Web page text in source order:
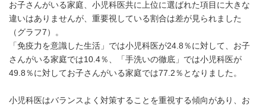
お子さんがいる家庭、小児科医共に上位に選ばれた項目に大きな
違いはありませんが、重要視している割合は差が見られました
（グラフ7）。
「免疫力を意識した生活」では小児科医が24.8％に対して、お子
さんがいる家庭では10.4％、「手洗いの徹底」では小児科医が
49.8％に対してお子さんがいる家庭では77.2％となりました。
小児科医はバランスよく対策することを重視する傾向があり、お